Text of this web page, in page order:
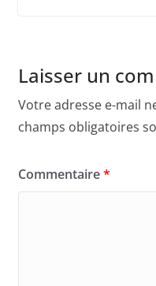
Laisser un
Votre adresse e-mail
champs obligatoires
Commentaire*